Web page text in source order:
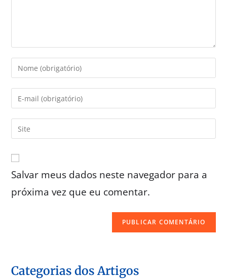
Salvar meus dados neste navegador para a
próxima vez que eu comentar.
Categorias dos Artigos